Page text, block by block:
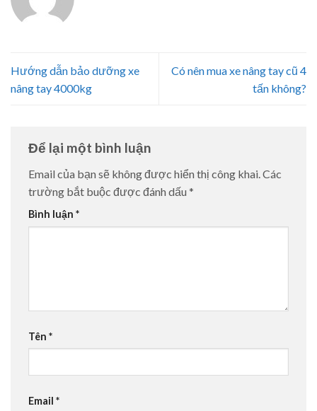
Hướng dẫn bảo dưỡng xe
nâng tay 4000kg
Có nên mua xe nâng tay cũ 4
tấn không?
Để lại một bình luận
Email của bạn sẽ không được hiển thị công khai.Các
trường bắt buộc được đánh dấu *
Bình luận *
Tên *
Email *